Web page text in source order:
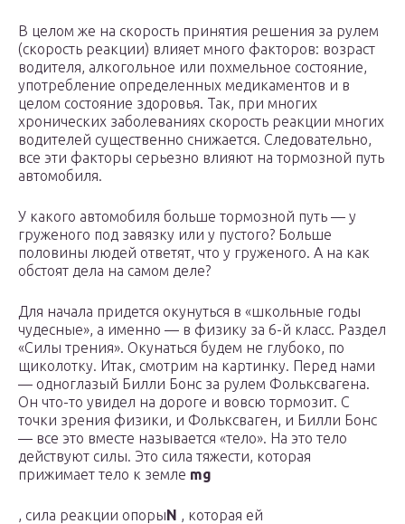
В целом же на скорость принятия решения за рулем
(скорость реакции) влияет много факторов: возраст
водителя, алкогольное или похмельное состояние,
употребление определенных медикаментов и в
целом состояние здоровья. Так, при многих
хронических заболеваниях скорость реакции многих
водителей существенно снижается. Следовательно,
все эти факторы серьезно влияют на тормозной путь
автомобиля.
У какого автомобиля больше тормозной путь — у
груженого под завязку или у пустого? Больше
половины людей ответят, что у груженого. А на как
обстоят дела на самом деле?
Для начала придется окунуться в «школьные годы
чудесные», а именно — в физику за 6-й класс. Раздел
«Силы трения». Окунаться будем не глубоко, по
щиколотку. Итак, смотрим на картинку. Перед нами
— одноглазый Билли Бонс за рулем Фольксвагена.
Он что-то увидел на дороге и вовсю тормозит. С
точки зрения физики, и Фольксваген, и Билли Бонс
— все это вместе называется «тело». На это тело
действуют силы. Это сила тяжести, которая
прижимает тело к земле mg
, сила реакции опорыN , которая ей